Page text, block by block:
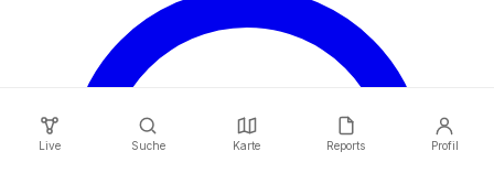
Live Suche Karte Reports Profil